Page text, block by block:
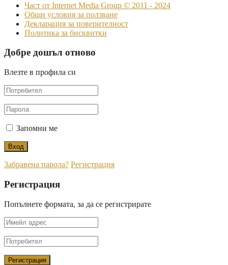
Част от Internet Media Group © 2011 - 2024
Общи условия за ползване
Декларация за поверителност
Политика за бисквитки
Добре дошъл отново
Влезте в профила си
Запомни ме
Забравена парола? Регистрация
Регистрация
Попълнете формата, за да се регистрирате